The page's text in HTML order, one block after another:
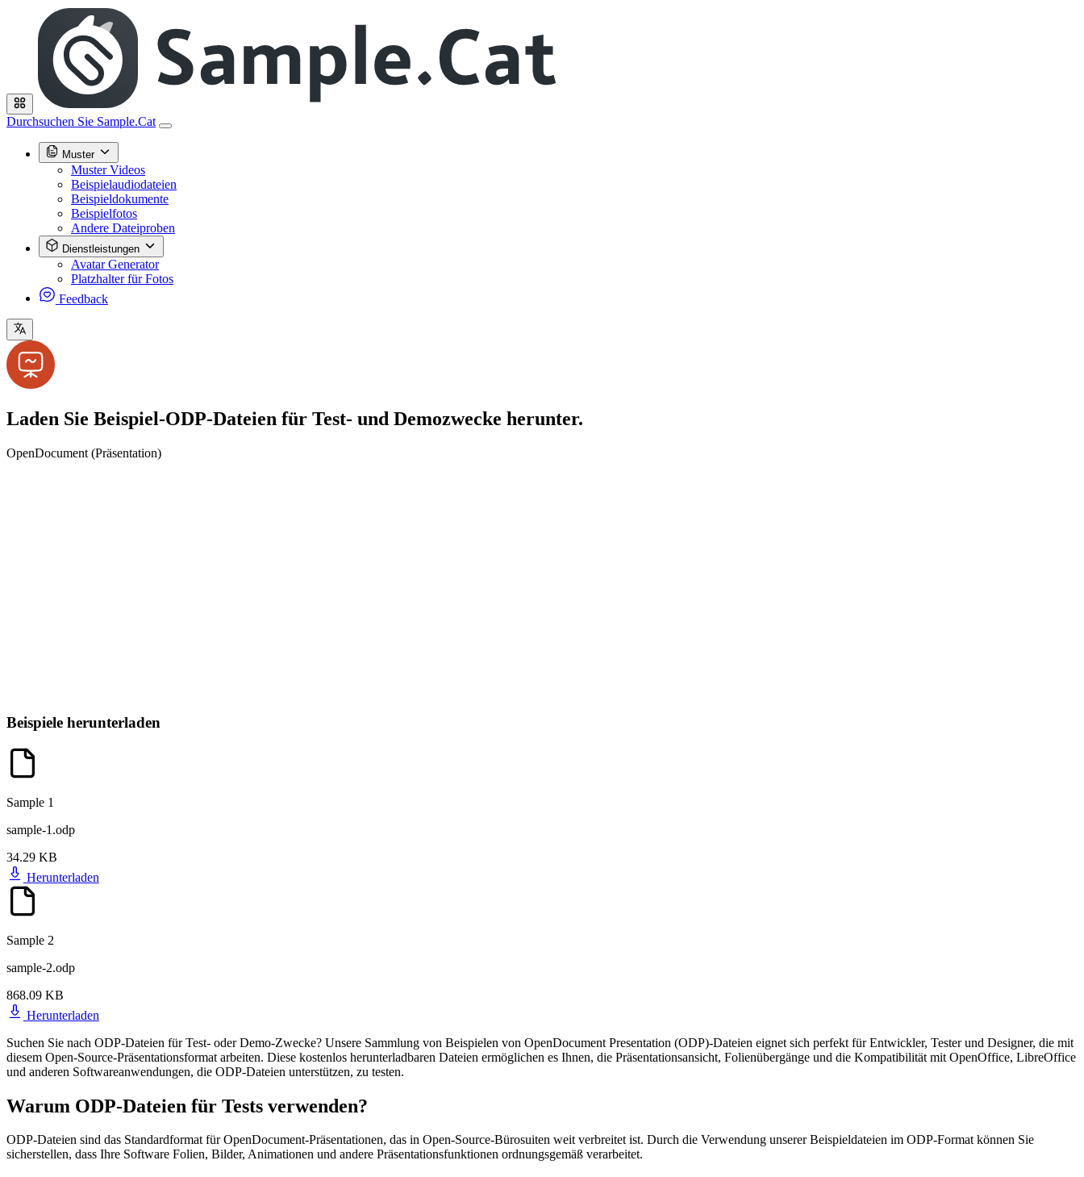
Durchsuchen Sie Sample.Cat
Muster
Muster Videos
Beispielaudiodateien
Beispieldokumente
Beispielfotos
Andere Dateiproben
Dienstleistungen
Avatar Generator
Platzhalter für Fotos
Feedback
Laden Sie Beispiel-ODP-Dateien für Test- und Demozwecke herunter.
OpenDocument (Präsentation)
Beispiele herunterladen
Sample 1
sample-1.odp
34.29 KB
Herunterladen
Sample 2
sample-2.odp
868.09 KB
Herunterladen
Suchen Sie nach ODP-Dateien für Test- oder Demo-Zwecke? Unsere Sammlung von Beispielen von OpenDocument Presentation (ODP)-Dateien eignet sich perfekt für Entwickler, Tester und Designer, die mit
diesem Open-Source-Präsentationsformat arbeiten. Diese kostenlos herunterladbaren Dateien ermöglichen es Ihnen, die Präsentationsansicht, Folienübergänge und die Kompatibilität mit OpenOffice, LibreOffice
und anderen Softwareanwendungen, die ODP-Dateien unterstützen, zu testen.
Warum ODP-Dateien für Tests verwenden?
ODP-Dateien sind das Standardformat für OpenDocument-Präsentationen, das in Open-Source-Bürosuiten weit verbreitet ist. Durch die Verwendung unserer Beispieldateien im ODP-Format können Sie
sicherstellen, dass Ihre Software Folien, Bilder, Animationen und andere Präsentationsfunktionen ordnungsgemäß verarbeitet.